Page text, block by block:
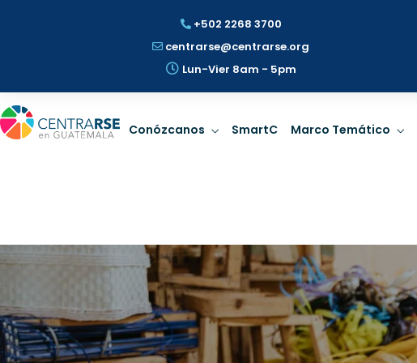
+502 2268 3700
centrarse@centrarse.org
Lun-Vier 8am - 5pm
Conózcanos SmartC Marco Temático
Gobernanza Prosperidad
Gobernanza
LEER MÁS
Prosperidad
LEER MÁS